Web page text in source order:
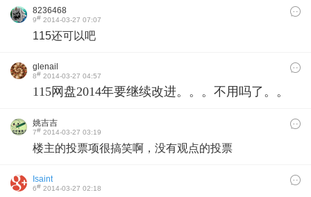
8236468
9# 2014-03-27 07:07
115还可以吧
glenail
8# 2014-03-27 04:57
115网盘2014年要继续改进。。。不用吗了。。
姚吉吉
7# 2014-03-27 03:19
楼主的投票项很搞笑啊，没有观点的投票
Isaint
6# 2014-03-27 02:18